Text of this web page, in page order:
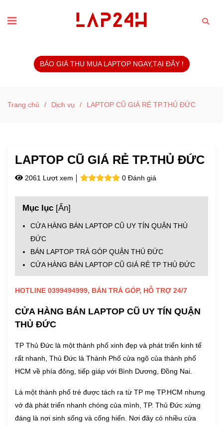
BÁO GIÁ THU MUA LAPTOP NGAY,TẠI ĐÂY !
Trang chủ / Dịch vụ / LAPTOP CŨ GIÁ RẺ TP.THỦ ĐỨC
LAPTOP CŨ GIÁ RẺ TP.THỦ ĐỨC
2061 Lượt xem 0 Đánh giá
Mục lục [Ẩn]
CỬA HÀNG BÁN LAPTOP CŨ UY TÍN QUẬN THỦ
ĐỨC
BÁN LAPTOP TRẢ GÓP QUẬN THỦ ĐỨC
CỬA HÀNG BÁN LAPTOP CŨ GIÁ RẺ TP THỦ ĐỨC
HOTLINE 0399494999, BÁN TRẢ GÓP, HỖ TRỢ 24/7
CỬA HÀNG BÁN LAPTOP CŨ UY TÍN QUẬN
THỦ ĐỨC
TP Thủ Đức là một thành phố xinh đẹp và phát triển kinh tế
rất nhanh, Thủ Đức là Thành Phố cửa ngõ của thành phố
HCM về phía đông, tiếp giáp với Bình Dương, Đồng Nai.
Là một thành phố trẻ được tách ra từ TP mẹ TP.HCM nhưng
vớ đà phát triển nhanh chóng của mình, TP. Thủ Đức xứng
đáng là nơi sinh sống và cống hiến. Nơi đây có nhiều cửa